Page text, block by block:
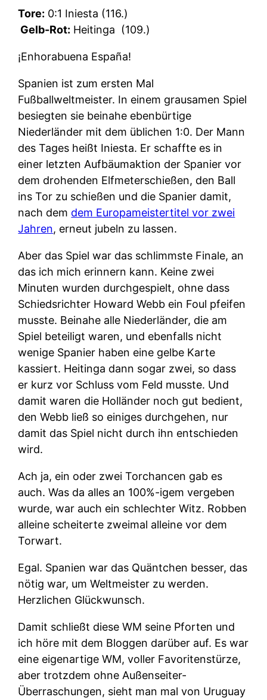
Tore: 0:1 Iniesta (116.)
Gelb-Rot: Heitinga (109.)
¡Enhorabuena España!
Spanien ist zum ersten Mal
Fußballweltmeister. In einem grausamen Spiel
besiegten sie beinahe ebenbürtige
Niederländer mit dem üblichen 1:0. Der Mann
des Tages heißt Iniesta. Er schaffte es in
einer letzten Aufbäumaktion der Spanier vor
dem drohenden Elfmeterschießen, den Ball
ins Tor zu schießen und die Spanier damit,
nach dem dem Europameistertitel vor zwei
Jahren, erneut jubeln zu lassen.
Aber das Spiel war das schlimmste Finale, an
das ich mich erinnern kann. Keine zwei
Minuten wurden durchgespielt, ohne dass
Schiedsrichter Howard Webb ein Foul pfeifen
musste. Beinahe alle Niederländer, die am
Spiel beteiligt waren, und ebenfalls nicht
wenige Spanier haben eine gelbe Karte
kassiert. Heitinga dann sogar zwei, so dass
er kurz vor Schluss vom Feld musste. Und
damit waren die Holländer noch gut bedient,
den Webb ließ so einiges durchgehen, nur
damit das Spiel nicht durch ihn entschieden
wird.
Ach ja, ein oder zwei Torchancen gab es
auch. Was da alles an 100%-igem vergeben
wurde, war auch ein schlechter Witz. Robben
alleine scheiterte zweimal alleine vor dem
Torwart.
Egal. Spanien war das Quäntchen besser, das
nötig war, um Weltmeister zu werden.
Herzlichen Glückwunsch.
Damit schließt diese WM seine Pforten und
ich höre mit dem Bloggen darüber auf. Es war
eine eigenartige WM, voller Favoritenstürze,
aber trotzdem ohne Außenseiter-
Überraschungen, sieht man mal von Uruguay